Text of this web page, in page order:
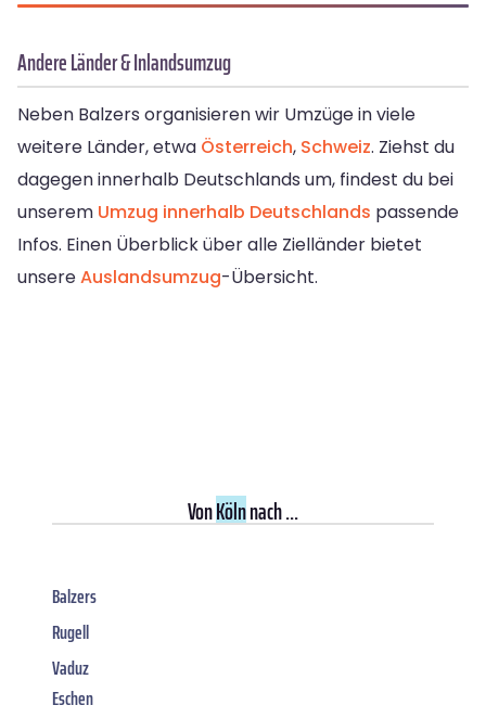
Andere Länder & Inlandsumzug
Neben Balzers organisieren wir Umzüge in viele
weitere Länder, etwa Österreich, Schweiz. Ziehst du
dagegen innerhalb Deutschlands um, findest du bei
unserem Umzug innerhalb Deutschlands passende
Infos. Einen Überblick über alle Zielländer bietet
unsereAuslandsumzug-Übersicht.
VonKölnnach ...
Balzers
Rugell
Vaduz
Eschen